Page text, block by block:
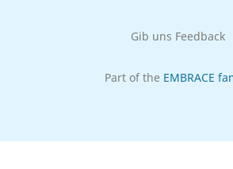
Gib uns Feedback
Part of the EMBRACE